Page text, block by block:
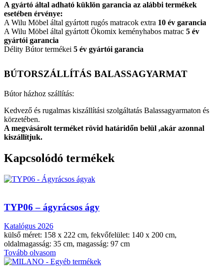
A gyártó által adható küklön garancia az alábbi termékek
esetében érvénye:
A Wilu Möbel által gyártott rugós matracok extra 10 év garancia
A Wilu Möbel által gyártott Ökomix keményhabos matrac 5 év
gyártói garancia
Délity Bútor termékei 5 év gyártói garancia
BÚTORSZÁLLÍTÁS BALASSAGYARMAT
Bútor házhoz szállítás:
Kedvező és rugalmas kiszállítási szolgáltatás Balassagyarmaton és
körzetében.
A megvásárolt terméket rövid határidőn belül ,akár azonnal
kiszállítjuk.
Kapcsolódó termékek
TYP06 – ágyrácsos ágy
Katalógus 2026
külső méret: 158 x 222 cm, fekvőfelület: 140 x 200 cm,
oldalmagasság: 35 cm, magasság: 97 cm
Tovább olvasom